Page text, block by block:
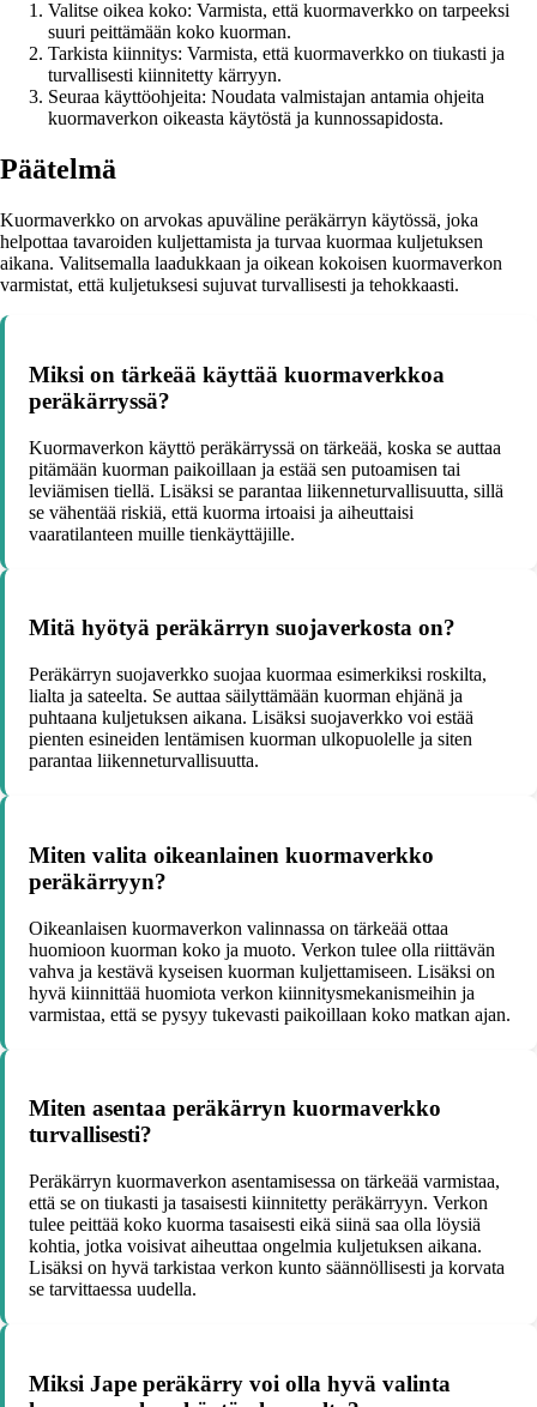
Valitse oikea koko: Varmista, että kuormaverkko on tarpeeksi
suuri peittämään koko kuorman.
Tarkista kiinnitys: Varmista, että kuormaverkko on tiukasti ja
turvallisesti kiinnitetty kärryyn.
Seuraa käyttöohjeita: Noudata valmistajan antamia ohjeita
kuormaverkon oikeasta käytöstä ja kunnossapidosta.
Päätelmä
Kuormaverkko on arvokas apuväline peräkärryn käytössä, joka
helpottaa tavaroiden kuljettamista ja turvaa kuormaa kuljetuksen
aikana. Valitsemalla laadukkaan ja oikean kokoisen kuormaverkon
varmistat, että kuljetuksesi sujuvat turvallisesti ja tehokkaasti.
Miksi on tärkeää käyttää kuormaverkkoa
peräkärryssä?
Kuormaverkon käyttö peräkärryssä on tärkeää, koska se auttaa
pitämään kuorman paikoillaan ja estää sen putoamisen tai
leviämisen tiellä. Lisäksi se parantaa liikenneturvallisuutta, sillä
se vähentää riskiä, että kuorma irtoaisi ja aiheuttaisi
vaaratilanteen muille tienkäyttäjille.
Mitä hyötyä peräkärryn suojaverkosta on?
Peräkärryn suojaverkko suojaa kuormaa esimerkiksi roskilta,
lialta ja sateelta. Se auttaa säilyttämään kuorman ehjänä ja
puhtaana kuljetuksen aikana. Lisäksi suojaverkko voi estää
pienten esineiden lentämisen kuorman ulkopuolelle ja siten
parantaa liikenneturvallisuutta.
Miten valita oikeanlainen kuormaverkko
peräkärryyn?
Oikeanlaisen kuormaverkon valinnassa on tärkeää ottaa
huomioon kuorman koko ja muoto. Verkon tulee olla riittävän
vahva ja kestävä kyseisen kuorman kuljettamiseen. Lisäksi on
hyvä kiinnittää huomiota verkon kiinnitysmekanismeihin ja
varmistaa, että se pysyy tukevasti paikoillaan koko matkan ajan.
Miten asentaa peräkärryn kuormaverkko
turvallisesti?
Peräkärryn kuormaverkon asentamisessa on tärkeää varmistaa,
että se on tiukasti ja tasaisesti kiinnitetty peräkärryyn. Verkon
tulee peittää koko kuorma tasaisesti eikä siinä saa olla löysiä
kohtia, jotka voisivat aiheuttaa ongelmia kuljetuksen aikana.
Lisäksi on hyvä tarkistaa verkon kunto säännöllisesti ja korvata
se tarvittaessa uudella.
Miksi Jape peräkärry voi olla hyvä valinta